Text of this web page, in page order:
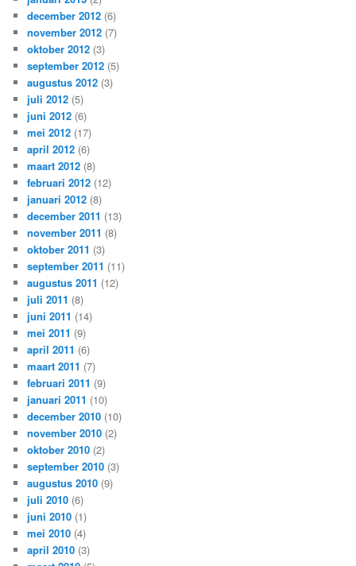
december 2012 (6)
november 2012 (7)
oktober 2012 (3)
september 2012 (5)
augustus 2012 (3)
juli 2012 (5)
juni 2012 (6)
mei 2012 (17)
april 2012 (6)
maart 2012 (8)
februari 2012 (12)
januari 2012 (8)
december 2011 (13)
november 2011 (8)
oktober 2011 (3)
september 2011 (11)
augustus 2011 (12)
juli 2011 (8)
juni 2011 (14)
mei 2011 (9)
april 2011 (6)
maart 2011 (7)
februari 2011 (9)
januari 2011 (10)
december 2010 (10)
november 2010 (2)
oktober 2010 (2)
september 2010 (3)
augustus 2010 (9)
juli 2010 (6)
juni 2010 (1)
mei 2010 (4)
april 2010 (3)